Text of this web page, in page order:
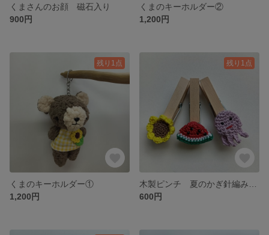
くまさんのお顔 磁石入り
900円
くまのキーホルダー②
1,200円
残り1点
くまのキーホルダー①
1,200円
残り1点
600円